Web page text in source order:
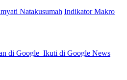
Natakusumah Indikator Makro
di Google Ikuti di Google News